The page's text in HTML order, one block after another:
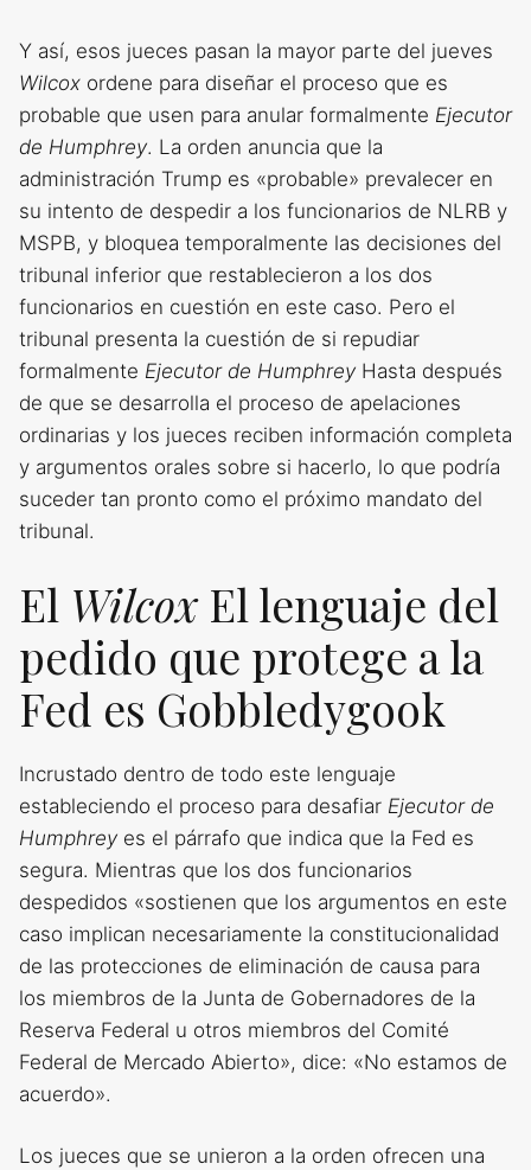
Y así, esos jueces pasan la mayor parte del jueves
Wilcox ordene para diseñar el proceso que es
probable que usen para anular formalmente Ejecutor
de Humphrey. La orden anuncia que la
administración Trump es «probable» prevalecer en
su intento de despedir a los funcionarios de NLRB y
MSPB, y bloquea temporalmente las decisiones del
tribunal inferior que restablecieron a los dos
funcionarios en cuestión en este caso. Pero el
tribunal presenta la cuestión de si repudiar
formalmente Ejecutor de Humphrey Hasta después
de que se desarrolla el proceso de apelaciones
ordinarias y los jueces reciben información completa
y argumentos orales sobre si hacerlo, lo que podría
suceder tan pronto como el próximo mandato del
tribunal.
El Wilcox El lenguaje del
pedido que protege a la
Fed es Gobbledygook
Incrustado dentro de todo este lenguaje
estableciendo el proceso para desafiar Ejecutor de
Humphrey es el párrafo que indica que la Fed es
segura. Mientras que los dos funcionarios
despedidos «sostienen que los argumentos en este
caso implican necesariamente la constitucionalidad
de las protecciones de eliminación de causa para
los miembros de la Junta de Gobernadores de la
Reserva Federal u otros miembros del Comité
Federal de Mercado Abierto», dice: «No estamos de
acuerdo».
Los jueces que se unieron a la orden ofrecen una